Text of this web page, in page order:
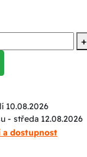
+
10.08.2026
- středa 12.08.2026
a dostupnost